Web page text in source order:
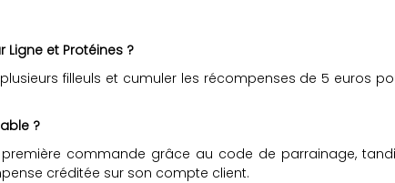
Ligne et Protéines ?
filleuls et cumuler les récompenses de 5 euros
?
commande grâce au code de parrainage,
créditée sur son compte client.